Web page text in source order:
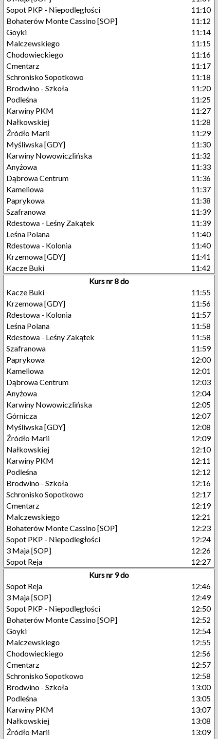
Sopot PKP - Niepodległości
11:10
Bohaterów Monte Cassino [SOP]
11:12
Goyki
11:14
Malczewskiego
11:15
Chodowieckiego
11:16
Cmentarz
11:17
Schronisko Sopotkowo
11:18
Brodwino - Szkoła
11:20
Podleśna
11:25
Karwiny PKM
11:27
Nałkowskiej
11:28
Źródło Marii
11:29
Myśliwska [GDY]
11:30
Karwiny Nowowiczlińska
11:32
Anyżowa
11:33
Dąbrowa Centrum
11:36
Kameliowa
11:37
Paprykowa
11:38
Szafranowa
11:39
Rdestowa - Leśny Zakątek
11:39
Leśna Polana
11:40
Rdestowa - Kolonia
11:40
Krzemowa [GDY]
11:41
Kacze Buki
11:42
Kurs nr 8 do
Kacze Buki
11:55
Krzemowa [GDY]
11:56
Rdestowa - Kolonia
11:57
Leśna Polana
11:58
Rdestowa - Leśny Zakątek
11:58
Szafranowa
11:59
Paprykowa
12:00
Kameliowa
12:01
Dąbrowa Centrum
12:03
Anyżowa
12:04
Karwiny Nowowiczlińska
12:05
Górnicza
12:07
Myśliwska [GDY]
12:08
Źródło Marii
12:09
Nałkowskiej
12:10
Karwiny PKM
12:11
Podleśna
12:12
Brodwino - Szkoła
12:16
Schronisko Sopotkowo
12:17
Cmentarz
12:19
Malczewskiego
12:21
Bohaterów Monte Cassino [SOP]
12:23
Sopot PKP - Niepodległości
12:24
3 Maja [SOP]
12:26
Sopot Reja
12:27
Kurs nr 9 do
Sopot Reja
12:46
3 Maja [SOP]
12:49
Sopot PKP - Niepodległości
12:50
Bohaterów Monte Cassino [SOP]
12:52
Goyki
12:54
Malczewskiego
12:55
Chodowieckiego
12:56
Cmentarz
12:57
Schronisko Sopotkowo
12:58
Brodwino - Szkoła
13:00
Podleśna
13:05
Karwiny PKM
13:07
Nałkowskiej
13:08
Źródło Marii
13:09